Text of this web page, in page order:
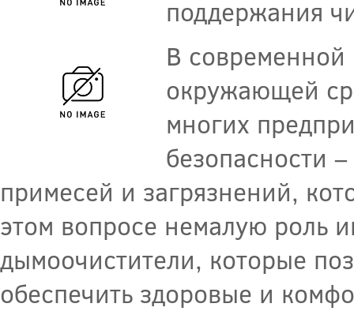
поддержания
В современной
окружающей
многих
безопасности
примесей и загрязнений,
этом вопросе немалую роль
дымоочистители, которые
обеспечить здоровые и